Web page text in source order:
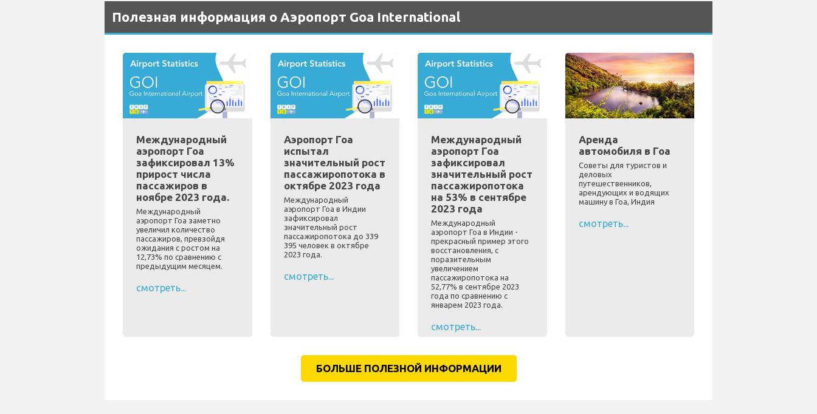
Полезная информация о Аэропорт Goa International
Международный
аэропорт Гоа
зафиксировал 13%
прирост числа
пассажиров в
ноябре 2023 года.
Международный
аэропорт Гоа заметно
увеличил количество
пассажиров, превзойдя
ожидания с ростом на
12,73% по сравнению с
предыдущим месяцем.
смотреть...
Аэропорт Гоа
испытал
значительный рост
пассажиропотока в
октябре 2023 года
Международный
аэропорт Гоа в Индии
зафиксировал
значительный рост
пассажиропотока до 339
395 человек в октябре
2023 года.
смотреть...
Международный
аэропорт Гоа
зафиксировал
значительный рост
пассажиропотока
на 53% в сентябре
2023 года
Международный
аэропорт Гоа в Индии -
прекрасный пример этого
восстановления, с
поразительным
увеличением
пассажиропотока на
52,77% в сентябре 2023
года по сравнению с
январем 2023 года.
смотреть...
Аренда
автомобиля в Гоа
Советы для туристов и
деловых
путешественников,
арендующих и водящих
машину в Гоа, Индия
смотреть...
БОЛЬШЕ ПОЛЕЗНОЙ ИНФОРМАЦИИ